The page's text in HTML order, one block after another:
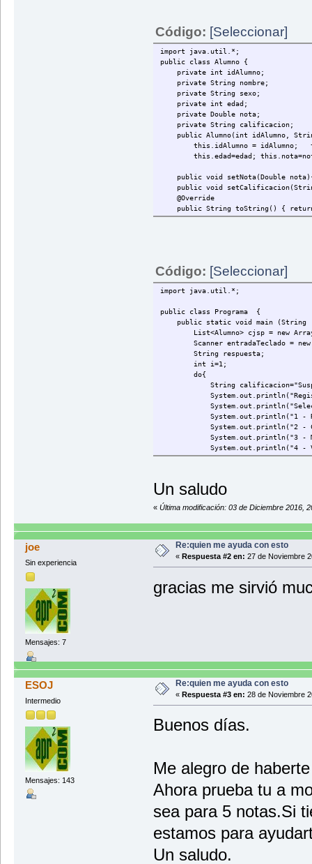
nota1[x] =
nota3[x] =
x++;
do{
resp1 =
}
do{
}
Código: [Seleccionar]
import java.util.*;
public class Alumno {
private int idAlumno;
private String nombre;
private String sexo;
private int edad;
private Double nota;
private String calificacion;
public Alumno(int idAlumno,
this.idAlumno = idAlumno;
this.edad=edad;
public void setNota(Double
public void
@Override
public String toString() { return
}
Código: [Seleccionar]
import java.util.*;
public class Programa {
public static void main
List<Alumno> cjsp = new
Scanner entradaTeclado = new
String respuesta;
int i=1;
do{
String
System.out.println("Registro
System.out.println("1 -
System.out.println("2 -
System.out.println("3 -
System.out.println("4 - Ver
System.out.println("5 -
case
String nombre =
String sexo =
System.out.println("Edad
int edad =
System.out.println("Nota
if
}
int id =
if
respuesta="0";
break;
id =
if
}else{
Double
cjsp.get(id-
Un saludo
« Última modificación: 03 de Diciembre 2016,
joe
Sin experiencia
Mensajes: 7
Re:quien me ayuda con esto
« Respuesta #2 en: 27 de Noviembre
gracias me sirvió
ESOJ
Intermedio
Mensajes: 143
Re:quien me ayuda con esto
« Respuesta #3 en: 28 de Noviembre
Buenos días.
Me alegro de
Ahora prueba tu a
sea para 5 notas.Si
estamos para
Un saludo.